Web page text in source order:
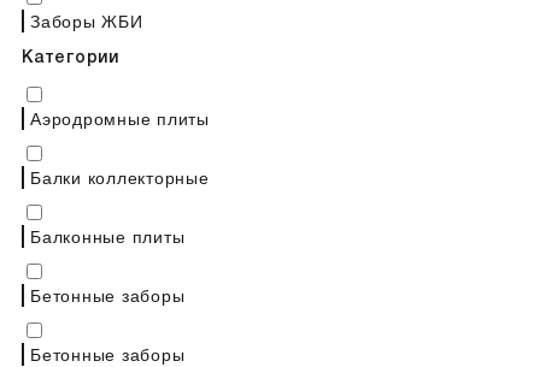
Заборы ЖБИ
Категории
Аэродромные плиты
Балки коллекторные
Балконные плиты
Бетонные заборы
Бетонные заборы